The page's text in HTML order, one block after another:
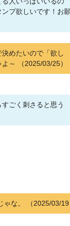
プ欲しいです！お
めたいので「欲し
～
（2025/03/25）
ごく刺さると思う
な。 （2025/03/